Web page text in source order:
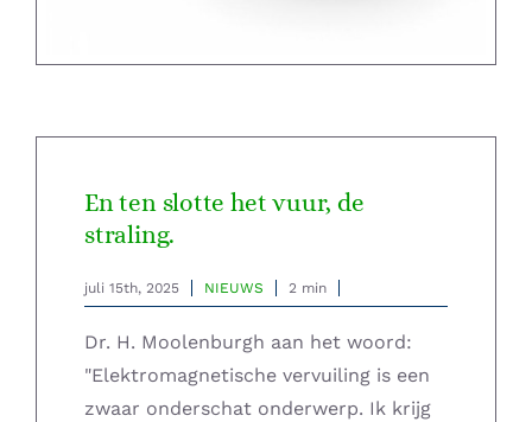
En ten slotte het vuur, de
straling.
juli 15th, 2025 NIEUWS 2 min
Dr. H. Moolenburgh aan het woord:
"Elektromagnetische vervuiling is een
zwaar onderschat onderwerp. Ik krijg